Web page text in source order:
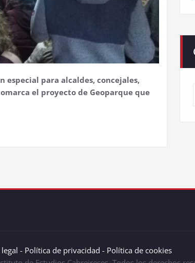
para alcaldes, concejales,
el proyecto de Geoparque que
- Política de privacidad -Política de cookies